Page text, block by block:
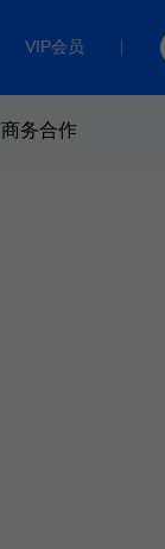
VIP会员
商务合作